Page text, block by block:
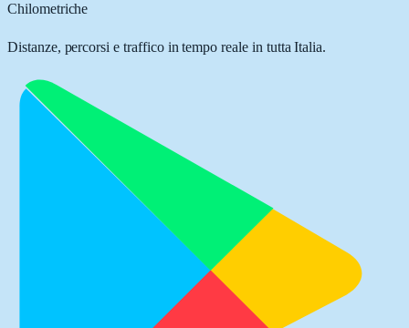
Chilometriche
Distanze, percorsi e traffico in tempo reale in tutta Italia.